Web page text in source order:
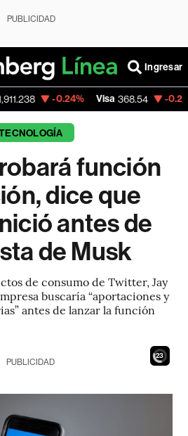
PUBLICIDAD
Ingresar
-0.24% Visa 368.54 -0.28%
función
dice que
antes de
de Musk
de consumo de Twitter, Jay
buscaría “aportaciones y
antes de lanzar la función
22
PUBLICIDAD